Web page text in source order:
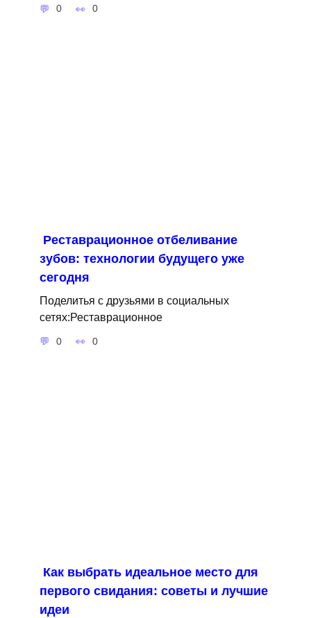
0 0
Реставрационное отбеливание
зубов: технологии будущего уже
сегодня
Поделитья с друзьями в социальных
сетях:Реставрационное
0 0
Как выбрать идеальное место для
первого свидания: советы и лучшие
идеи